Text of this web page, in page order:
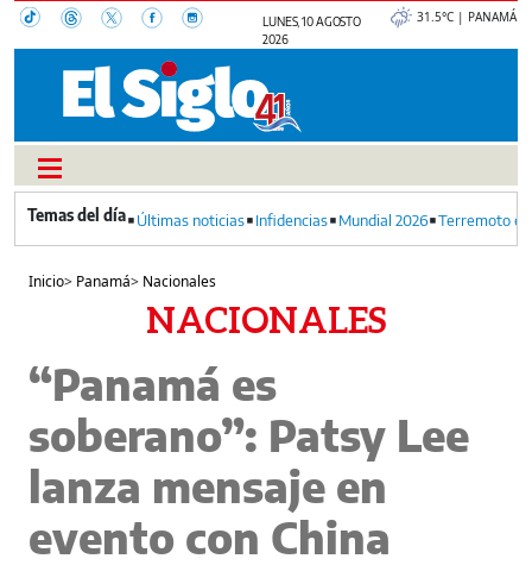
LUNES, 10 AGOSTO
2026
31.5°C | PANAMÁ
Últimas noticias Infidencias Mundial 2026 Terremoto
Inicio> Panamá> Nacionales
NACIONALES
“Panamá es
soberano”: Patsy Lee
lanza mensaje en
evento con China